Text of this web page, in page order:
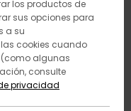
los productos de
sus opciones para
a su
cookies cuando
(como algunas
consulte
privacidad